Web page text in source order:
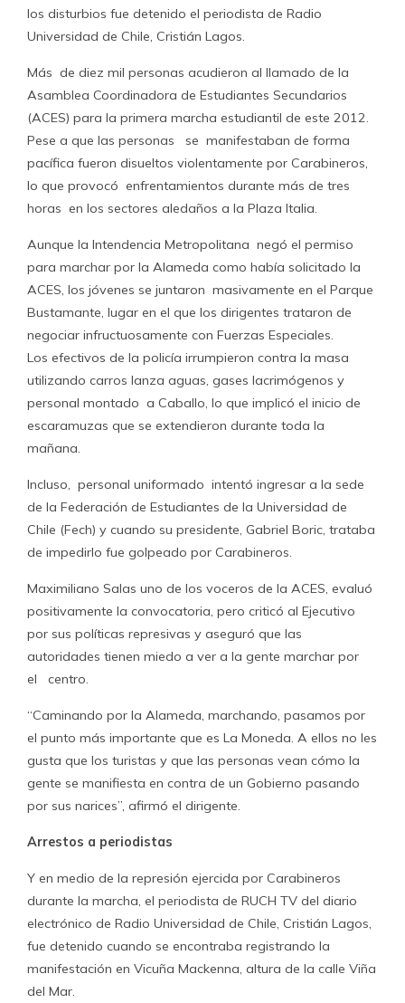
los disturbios fue detenido el periodista de Radio
Universidad de Chile, Cristián Lagos.
Más de diez mil personas acudieron al llamado de la
Asamblea Coordinadora de Estudiantes Secundarios
(ACES) para la primera marcha estudiantil de este 2012.
Pese a que las personas se manifestaban de forma
pacífica fueron disueltos violentamente por Carabineros,
lo que provocó enfrentamientos durante más de tres
horas en los sectores aledaños a la Plaza Italia.
Aunque la Intendencia Metropolitana negó el permiso
para marchar por la Alameda como había solicitado la
ACES, los jóvenes se juntaron masivamente en el Parque
Bustamante, lugar en el que los dirigentes trataron de
negociar infructuosamente con Fuerzas Especiales.
Los efectivos de la policía irrumpieron contra la masa
utilizando carros lanza aguas, gases lacrimógenos y
personal montado a Caballo, lo que implicó el inicio de
escaramuzas que se extendieron durante toda la
mañana.
Incluso, personal uniformado intentó ingresar a la sede
de la Federación de Estudiantes de la Universidad de
Chile (Fech) y cuando su presidente, Gabriel Boric, trataba
de impedirlo fue golpeado por Carabineros.
Maximiliano Salas uno de los voceros de la ACES, evaluó
positivamente la convocatoria, pero criticó al Ejecutivo
por sus políticas represivas y aseguró que las
autoridades tienen miedo a ver a la gente marchar por
el centro.
“Caminando por la Alameda, marchando, pasamos por
el punto más importante que es La Moneda. A ellos no les
gusta que los turistas y que las personas vean cómo la
gente se manifiesta en contra de un Gobierno pasando
por sus narices”, afirmó el dirigente.
Arrestos a periodistas
Y en medio de la represión ejercida por Carabineros
durante la marcha, el periodista de RUCH TV del diario
electrónico de Radio Universidad de Chile, Cristián Lagos,
fue detenido cuando se encontraba registrando la
manifestación en Vicuña Mackenna, altura de la calle Viña
del Mar.